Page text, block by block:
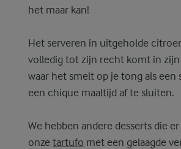
het maar kan!
Het serveren in uitgeholde
volledig tot zijn recht komt in zijn
waar het smelt op je tong als
een chique maaltijd af te sluiten.
We hebben andere desserts die
onze tartufo met een gelaagde